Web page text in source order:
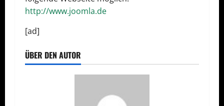
http://www.joomla.de
[ad]
ÜBER DEN AUTOR